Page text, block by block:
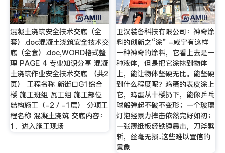
混凝土浇筑安全技术交底（全
套）.doc混凝土浇筑安全技术交
底（全套）.doc,WORD格式整
理 PAGE 4 专业知识分享 混凝
土浇筑作业安全技术交底 （共2
页） 工程名称 新街口G1综合
楼 施工班组 瓦工组 施工部位
结构施工（-2／-1层） 分项工
程名称 混凝土浇筑 交底内容：
1．进入施工现场
卫汉装备科技有限公司：神奇涂
料的创新之“涂” -咸宁有这样
一种神奇的涂料，它看上去是一
种液体，但是把它涂抹到物体
上，能让物体坚硬无比。能坚硬
到什么程度呢？鸡蛋的表皮涂上
它，鸡蛋从十楼扔下，能像乒乓
球般弹起不破不变形；一个玻璃
灯泡经暴力摔击依然完好如初；
一张薄纸板经铁锤暴击，刀斧劈
斩，丝毫无损..这些难以置信的
景象